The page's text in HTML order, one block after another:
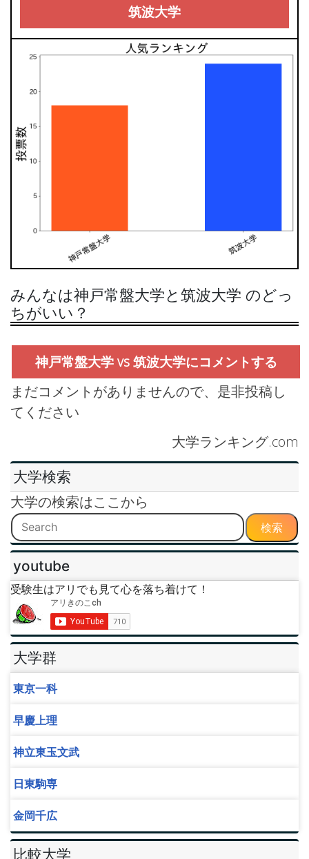
筑波大学
みんなは神戸常盤大学と筑波大学 のどっ
ちがいい？
神戸常盤大学 vs 筑波大学にコメントする
まだコメントがありませんので、是非投稿し
てください
大学ランキング.com
大学検索
大学の検索はここから
検索
youtube
受験生はアリでも見て心を落ち着けて！
大学群
東京一科
早慶上理
神立東玉文武
日東駒専
金岡千広
比較大学